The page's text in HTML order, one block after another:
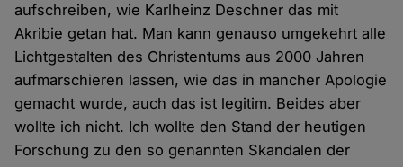
aufschreiben, wie Karlheinz Deschner das mit
Akribie getan hat. Man kann genauso umgekehrt alle
Lichtgestalten des Christentums aus 2000 Jahren
aufmarschieren lassen, wie das in mancher Apologie
gemacht wurde, auch das ist legitim. Beides aber
wollte ich nicht. Ich wollte den Stand der heutigen
Forschung zu den so genannten Skandalen der